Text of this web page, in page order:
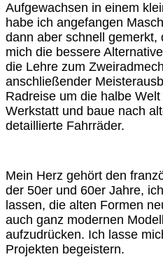
Aufgewachsen in einem
habe ich angefangen
dann aber schnell gemerkt,
mich die bessere
die Lehre zum
anschließender
Radreise um die halbe
Werkstatt und baue nach
detaillierte Fahrräder.
Mein Herz gehört den
der 50er und 60er Jahre,
lassen, die alten Formen
auch ganz modernen
aufzudrücken. Ich lasse
Projekten begeistern.